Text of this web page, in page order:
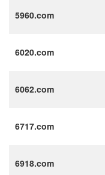
5960.com
6020.com
6062.com
6717.com
6918.com